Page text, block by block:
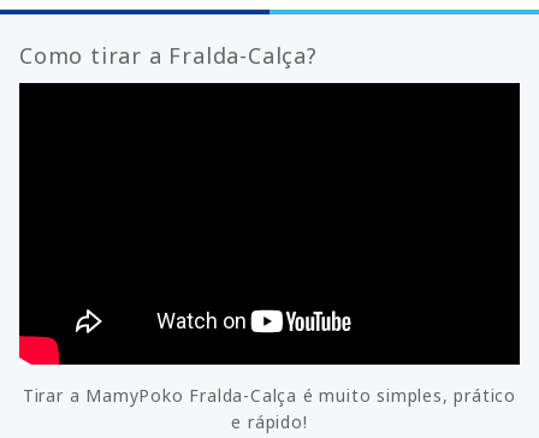
Como tirar a Fralda-Calça?
Tirar a MamyPoko Fralda-Calça é muito simples, prático
e rápido!